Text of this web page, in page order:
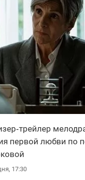
первой любви по
17:30